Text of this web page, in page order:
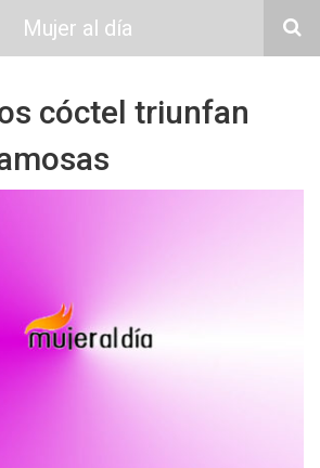
Mujer al día
cóctel triunfan